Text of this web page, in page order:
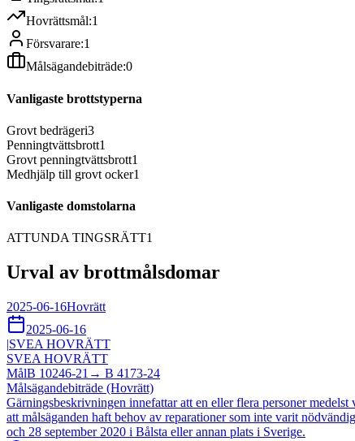
Hovrättsmål:1
Försvarare:1
Målsägandebiträde:0
Vanligaste brottstyperna
Grovt bedrägeri3
Penningtvättsbrott1
Grovt penningtvättsbrott1
Medhjälp till grovt ocker1
Vanligaste domstolarna
ATTUNDA TINGSRÄTT1
Urval av brottmålsdomar
2025-06-16Hovrätt
2025-06-16
|SVEA HOVRÄTT
SVEA HOVRÄTT
MålB 10246-21 → B 4173-24
Målsägandebiträde (Hovrätt)
Gärningsbeskrivningen innefattar att en eller flera personer medelst
att målsäganden haft behov av reparationer som inte varit
och 28 september 2020 i Bålsta eller annan plats i Sverige.